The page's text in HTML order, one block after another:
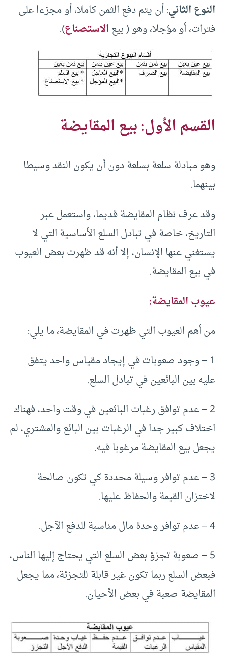
النوع الثاني: أن يتم دفع الثمن كاملا، أو مجزءا على
فترات، أو مؤجلا، وهو ( بيعالاستصناع).
القسم الأول: بيع المقايضة
وهو مبادلة سلعة بسلعة دون أن يكون النقد وسيطا
بينهما.
وقد عرف نظام المقايضة قديما، واستعمل عبر
التاريخ، خاصة في تبادل السلع الأساسية التي لا
يستغني عنها الإنسان، إلا أنه قد ظهرت بعض العيوب
في بيع المقايضة.
عيوب المقايضة:
من أهم العيوب التي ظهرت في المقايضة، ما يلي:
1 – وجود صعوبات في إيجاد مقياس واحد يتفق
عليه بين البائعين في تبادل السلع.
2 – عدم توافق رغبات البائعين في وقت واحد، فهناك
اختلاف كبير جدا في الرغبات بين البائع والمشتري، لم
يجعل بيع المقايضة مرغوبا فيه.
3 – عدم توافر وسيلة محددة كي تكون صالحة
لاختزان القيمة والحفاظ عليها.
4 – عدم توافر وحدة مال مناسبة للدفع الآجل.
5 – صعوبة تجزؤ بعض السلع التي يحتاج إليها الناس،
فبعض السلع ربما تكون غير قابلة للتجزئة، مما يجعل
المقايضة صعبة في بعض الأحيان.